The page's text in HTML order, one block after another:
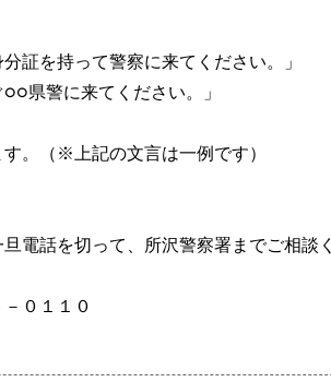
証を持って警察に来てください。」
県警に来てください。」
。（※上記の文言は一例です）
電話を切って、所沢警察署までご相談
０１１０